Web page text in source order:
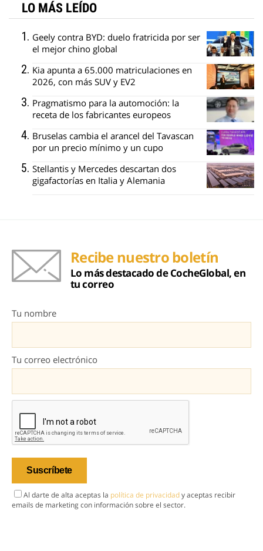
LO MÁS LEÍDO
Geely contra BYD: duelo fratricida por ser
el mejor chino global
Kia apunta a 65.000 matriculaciones en
2026, con más SUV y EV2
Pragmatismo para la automoción: la
receta de los fabricantes europeos
Bruselas cambia el arancel del Tavascan
por un precio mínimo y un cupo
Stellantis y Mercedes descartan dos
gigafactorías en Italia y Alemania
Recibe nuestro boletín
Lo más destacado de CocheGlobal, en
tu correo
Tu nombre
Tu correo electrónico
Al darte de alta aceptas la política de privacidady aceptas recibir
emails de marketing con información sobre el sector.